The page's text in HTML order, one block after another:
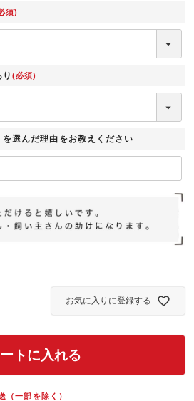
須)
(必須)
選んだ理由をお教えください
お気に入りに登録する
トに入れる
一部を除く）